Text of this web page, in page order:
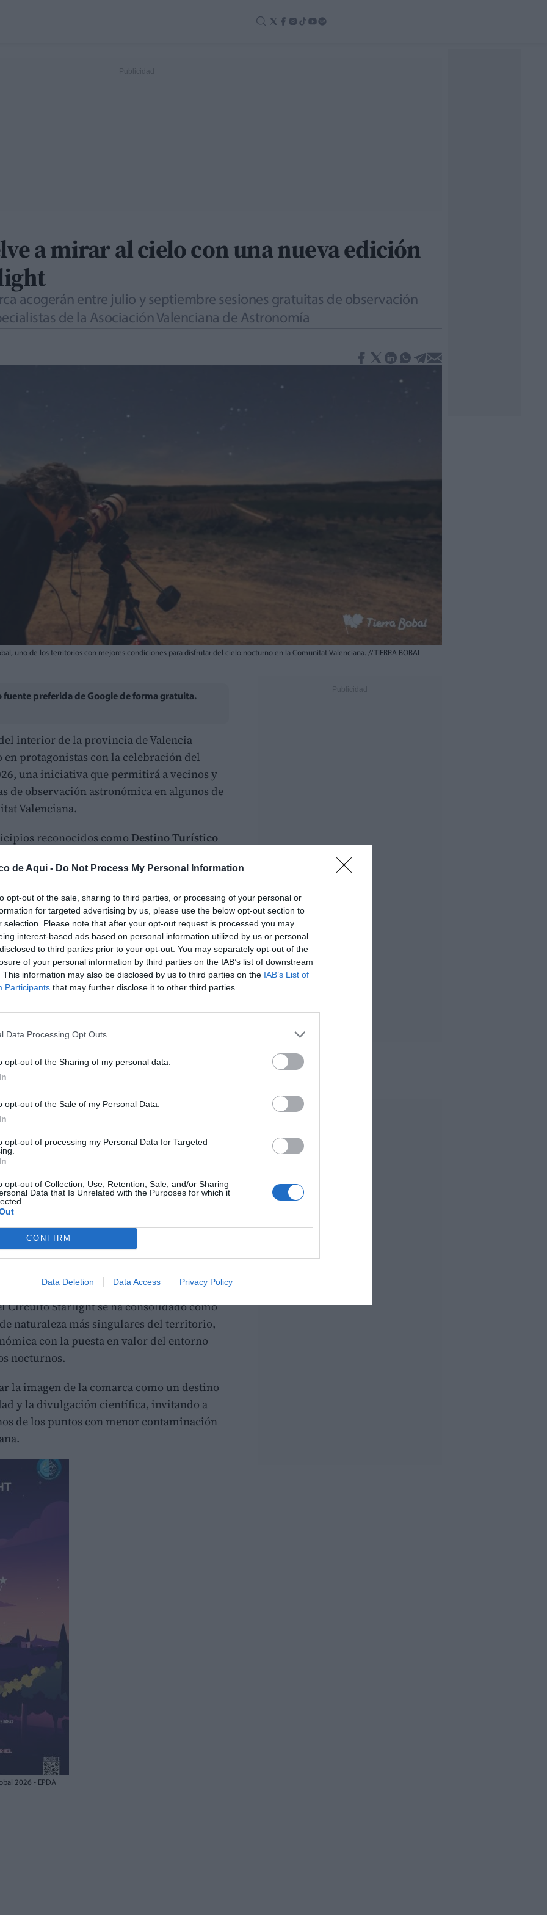
de Aqui - Do Not Process My Personal Information
opt-out of the sale, sharing to third parties, or processing of your personal or
for targeted advertising by us, please use the below opt-out section to
selection. Please note that after your opt-out request is processed you may
interest-based ads based on personal information utilized by us or personal
to third parties prior to your opt-out. You may separately opt-out of the
of your personal information by third parties on the IAB’s list of downstream
This information may also be disclosed by us to third parties on the IAB’s List of
Participants that may further disclose it to other third parties.
Data Processing Opt Outs
opt-out of the Sharing of my personal data.
opt-out of the Sale of my Personal Data.
opt-out of processing my Personal Data for Targeted
opt-out of Collection, Use, Retention, Sale, and/or Sharing
Data that Is Unrelated with the Purposes for which it
CONFIRM
Data Deletion Data Access Privacy Policy
a mirar al cielo con una nueva edición
acogerán entre julio y septiembre sesiones gratuitas de observación
de la Asociación Valenciana de Astronomía
uno de los territorios con mejores condiciones para disfrutar del cielo nocturno en la Comunitat Valenciana. //TIERRA BOBAL
fuente preferida de Google de forma gratuita.
interior de la provincia de Valencia
protagonistas con la celebración del
, una iniciativa que permitirá a vecinos y
de observación astronómica en algunos de
Valenciana.
reconocidos como Destino Turístico
Camporrobles, Sinarcas,
del Cabriel y Requena, que abrirán
la astronomía a todos los públicos.
expertos
la participación de especialistas de la
(AVA), que acompañarán a los asistentes
telescopios y explicaciones
constelaciones, nebulosas, cúmulos
inscripción previa individual para
2026
en Caudete de las Fuentesy continuará
Cabriel
estrellas
Circuito Starlight se ha consolidado como
naturaleza más singulares del territorio,
con la puesta en valor del entorno
nocturnos.
la imagen de la comarca como un destino
y la divulgación científica, invitando a
de los puntos con menor contaminación
2026 - EPDA